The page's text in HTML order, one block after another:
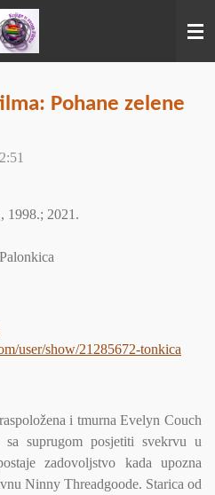
Pohane zelene
1998.; 2021.
user/show/21285672-tonkica
i tmurna Evelyn Couch
suprugom posjetiti svekrvu u
zadovoljstvo kada upozna
Ninny Threadgoode. Starica od